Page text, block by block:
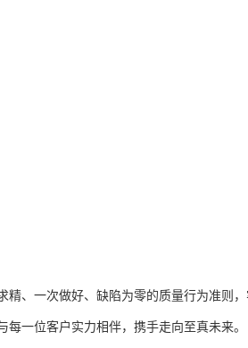
、一次做好、缺陷为零的质量行为准则
一位客户实力相伴，携手走向至真未来。